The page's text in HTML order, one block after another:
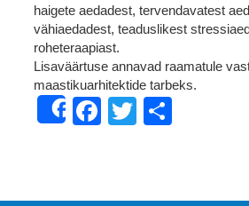
haigete aedadest, tervendavatest
vähiaedadest, teaduslikest
roheteraapiast.
Lisaväärtuse annavad raamatule
maastikuarhitektide tarbeks.
ShareFacebook
Twitter